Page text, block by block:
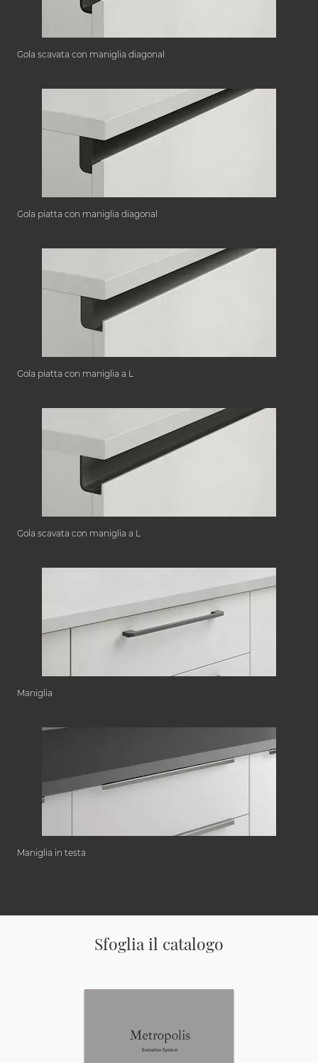
Gola scavata con maniglia diagonal
Gola piatta con maniglia diagonal
Gola piatta con maniglia a L
Gola scavata con maniglia a L
Maniglia
Maniglia in testa
Sfoglia il catalogo